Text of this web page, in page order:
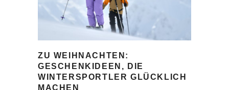
ZU WEIHNACHTEN:
GESCHENKIDEEN, DIE
WINTERSPORTLER GLÜCKLICH
MACHEN